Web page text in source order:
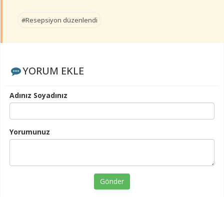
#Resepsiyon düzenlendi
YORUM EKLE
Adınız Soyadınız
Yorumunuz
Gönder